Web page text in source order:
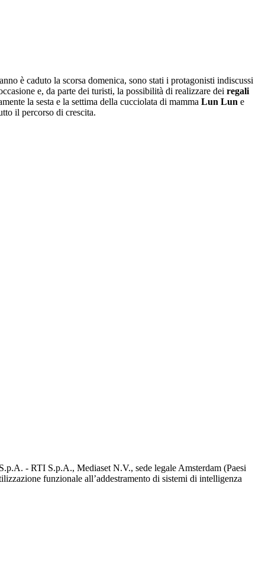
è caduto la scorsa domenica, sono stati i protagonisti indiscussi
e, da parte dei turisti, la possibilità di realizzare dei regali
la sesta e la settima della cucciolata di mamma Lun Lun e
il percorso di crescita.
- RTI S.p.A., Mediaset N.V., sede legale Amsterdam (Paesi
funzionale all’addestramento di sistemi di intelligenza